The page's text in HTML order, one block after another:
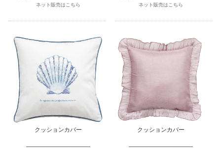
ネット販売はこちら ネット販売はこちら
クッションカバー クッションカバー